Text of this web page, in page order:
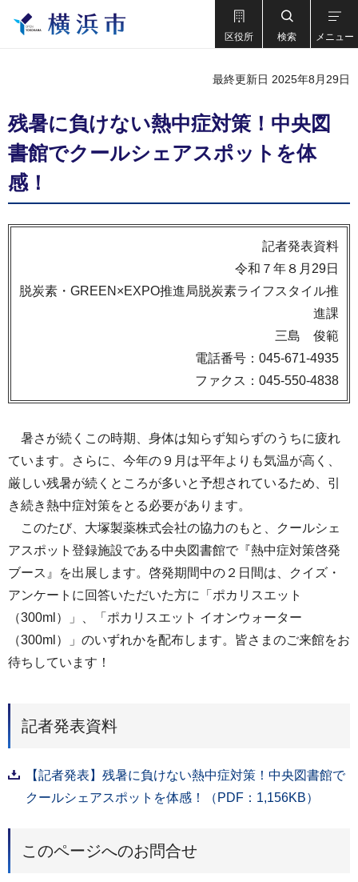
区役所 検索 メニュー
最終更新日 2025年8月29日
残暑に負けない熱中症対策！中央図
書館でクールシェアスポットを体
感！
記者発表資料
令和７年８月29日
脱炭素・GREEN×EXPO推進局脱炭素ライフスタイル推
進課
三島 俊範
電話番号：045-671-4935
ファクス：045-550-4838
暑さが続くこの時期、身体は知らず知らずのうちに疲れ
ています。さらに、今年の９月は平年よりも気温が高く、
厳しい残暑が続くところが多いと予想されているため、引
き続き熱中症対策をとる必要があります。
このたび、大塚製薬株式会社の協力のもと、クールシェ
アスポット登録施設である中央図書館で『熱中症対策啓発
ブース』を出展します。啓発期間中の２日間は、クイズ・
アンケートに回答いただいた方に「ポカリスエット
（300ml）」、「ポカリスエット イオンウォーター
（300ml）」のいずれかを配布します。皆さまのご来館をお
待ちしています！
記者発表資料
【記者発表】残暑に負けない熱中症対策！中央図書館で
クールシェアスポットを体感！（PDF：1,156KB）
このページへのお問合せ